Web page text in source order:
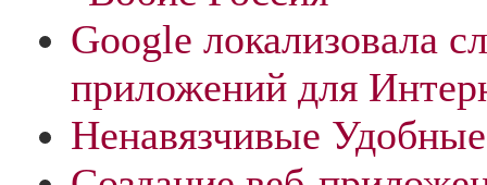
Google локализовала
приложений для
Ненавязчивые